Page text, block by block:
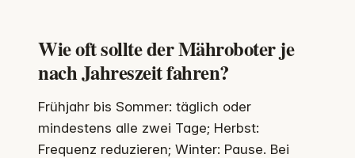
Wie oft sollte der Mähroboter je
nach Jahreszeit fahren?
Frühjahr bis Sommer: täglich oder
mindestens alle zwei Tage; Herbst:
Frequenz reduzieren; Winter: Pause. Bei